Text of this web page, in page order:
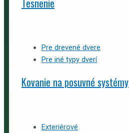
Pre drevené dvere
Pre iné typy dverí
Kovanie na posuvné systémy
Exteriérové